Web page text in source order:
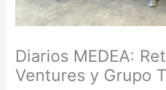
Diarios MEDEA:
Ventures y Grupo